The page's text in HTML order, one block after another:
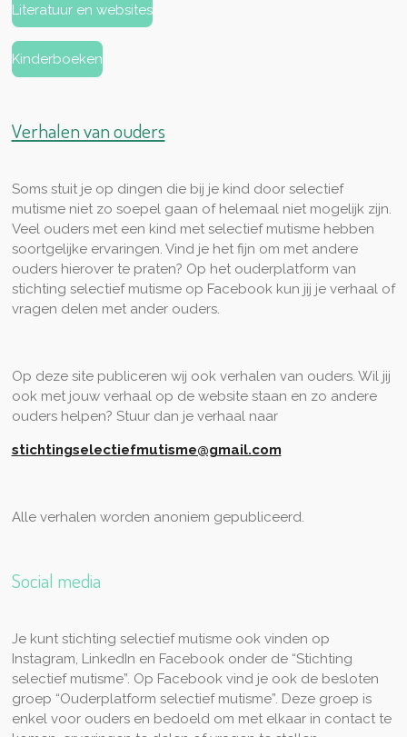
Literatuur en websites
Kinderboeken
Verhalen van ouders
Soms stuit je op dingen die bij je kind door selectief
mutisme niet zo soepel gaan of helemaal niet mogelijk zijn.
Veel ouders met een kind met selectief mutisme hebben
soortgelijke ervaringen. Vind je het fijn om met andere
ouders hierover te praten? Op het ouderplatform van
stichting selectief mutisme op Facebook kun jij je verhaal of
vragen delen met ander ouders.
Op deze site publiceren wij ook verhalen van ouders. Wil jij
ook met jouw verhaal op de website staan en zo andere
ouders helpen? Stuur dan je verhaal naar
stichtingselectiefmutisme@gmail.com
Alle verhalen worden anoniem gepubliceerd.
Social media
Je kunt stichting selectief mutisme ook vinden op
Instagram, LinkedIn en Facebook onder de “Stichting
selectief mutisme”. Op Facebook vind je ook de besloten
groep “Ouderplatform selectief mutisme”. Deze groep is
enkel voor ouders en bedoeld om met elkaar in contact te